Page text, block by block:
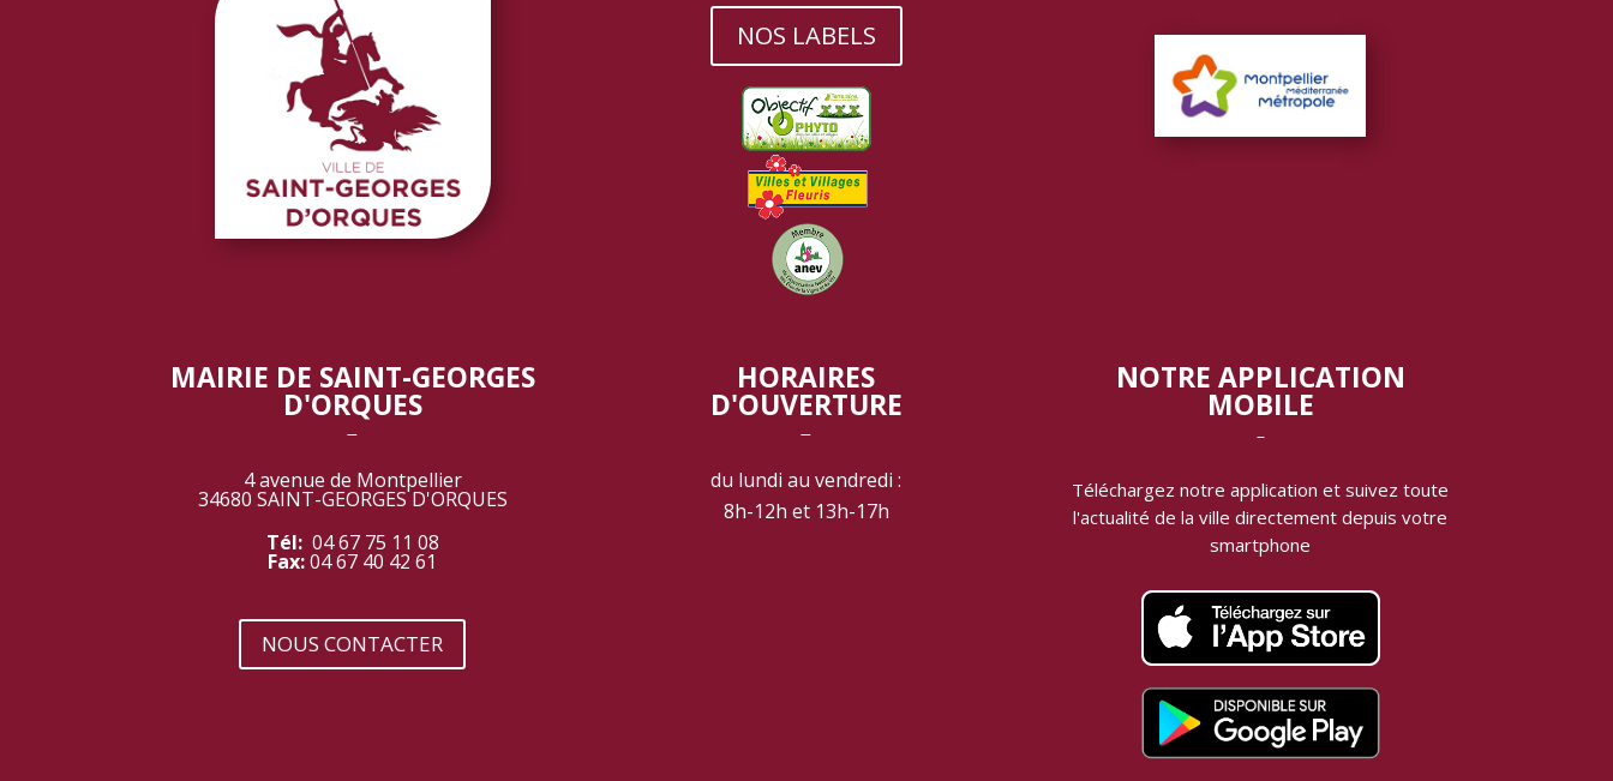
NOS LABELS
MAIRIE DE SAINT-GEORGES
D'ORQUES
‾
4 avenue de Montpellier
34680 SAINT-GEORGES D'ORQUES
Tél: 04 67 75 11 08
Fax:04 67 40 42 61
NOUS CONTACTER
HORAIRES
D'OUVERTURE
‾
du lundi au vendredi :
8h-12h et 13h-17h
NOTRE APPLICATION
MOBILE
‾
Téléchargez notre application et suivez toute
l'actualité de la ville directement depuis votre
smartphone